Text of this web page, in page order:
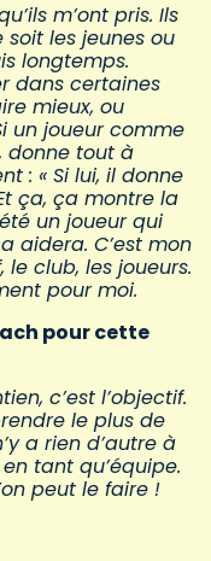
m’ont pris. Ils
les jeunes ou
longtemps.
dans certaines
mieux, ou
un joueur comme
donne tout à
: « Si lui, il donne
ça, ça montre la
un joueur qui
aidera. C’est mon
club, les joueurs.
pour moi.
pour cette
c’est l’objectif.
le plus de
a rien d’autre à
tant qu’équipe.
peut le faire !